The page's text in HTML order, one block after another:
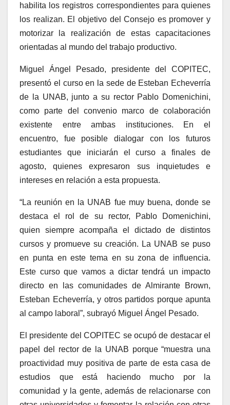
habilita los registros correspondientes para quienes
los realizan. El objetivo del Consejo es promover y
motorizar la realización de estas capacitaciones
orientadas al mundo del trabajo productivo.
Miguel Ángel Pesado, presidente del COPITEC,
presentó el curso en la sede de Esteban Echeverría
de la UNAB, junto a su rector Pablo Domenichini,
como parte del convenio marco de colaboración
existente entre ambas instituciones. En el
encuentro, fue posible dialogar con los futuros
estudiantes que iniciarán el curso a finales de
agosto, quienes expresaron sus inquietudes e
intereses en relación a esta propuesta.
“La reunión en la UNAB fue muy buena, donde se
destaca el rol de su rector, Pablo Domenichini,
quien siempre acompaña el dictado de distintos
cursos y promueve su creación. La UNAB se puso
en punta en este tema en su zona de influencia.
Este curso que vamos a dictar tendrá un impacto
directo en las comunidades de Almirante Brown,
Esteban Echeverría, y otros partidos porque apunta
al campo laboral”, subrayó Miguel Ángel Pesado.
El presidente del COPITEC se ocupó de destacar el
papel del rector de la UNAB porque “muestra una
proactividad muy positiva de parte de esta casa de
estudios que está haciendo mucho por la
comunidad y la gente, además de relacionarse con